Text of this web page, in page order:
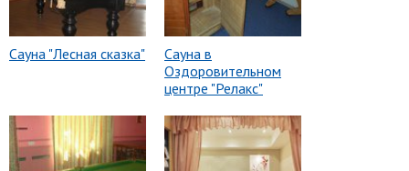
Сауна "Лесная сказка"
Сауна в
Оздоровительном
центре "Релакс"